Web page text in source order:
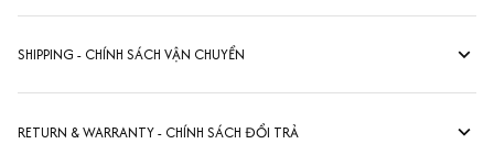
SHIPPING - CHÍNH SÁCH VẬN CHUYỂN
RETURN & WARRANTY - CHÍNH SÁCH ĐỔI TRẢ